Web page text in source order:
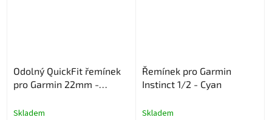
Odolný QuickFit řemínek
pro Garmin 22mm -
Skladem
Řemínek pro Garmin
Instinct 1/2 - Cyan
Skladem